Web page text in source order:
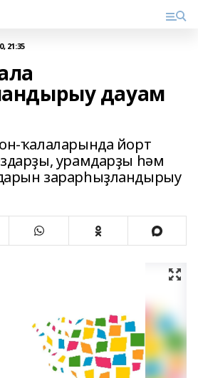
21:35
дауам
ҡалаларында йорт
урамдарҙы һәм
зарарһыҙландырыу